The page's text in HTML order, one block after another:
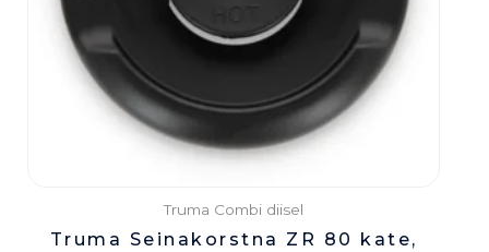
Truma Combi diisel
Truma Seinakorstna ZR 80 kate,